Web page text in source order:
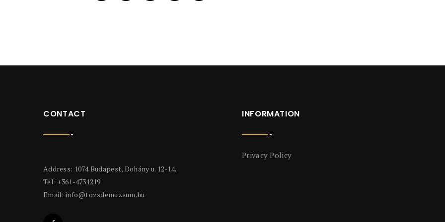
CONTACT
Address: 1074 Budapest, Dohány u. 12-14.
Tel: +361-4731219
Email: info@tozsdemuzeum.hu
INFORMATION
Privacy Policy